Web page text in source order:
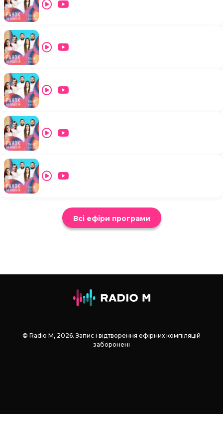
Всі ефіри програми
© Radio М, 2026. Запис і відтворення ефірних компіляцій
заборонені